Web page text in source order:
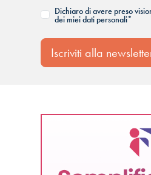
Dichiaro di avere preso
dei miei dati personali*
Iscriviti alla